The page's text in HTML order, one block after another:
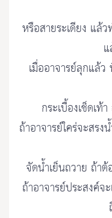
หรือสายระเดียง แล้
เมื่ออาจารย์ลุกแล้ว
กระเบื้องเช็ดเ
ถ้าอาจารย์ใคร่จะสร
จัดน้ำเย็นถวาย ถ้า
ถ้าอาจารย์ประสงค์